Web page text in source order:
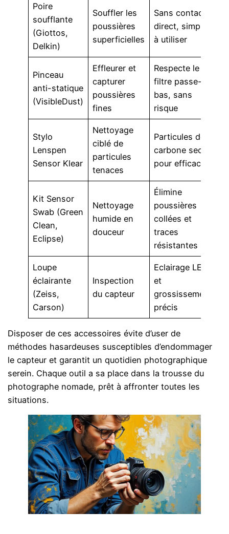
Poire
soufflante
(Giottos,
Delkin)
Souffler les
poussières
superficielles
Sans contact
direct, simple
à utiliser
Pinceau
anti-statique
(VisibleDust)
Effleurer et
capturer
poussières
fines
Respecte le
filtre passe-
bas, sans
risque
Stylo
Lenspen
Sensor Klear
Nettoyage
ciblé de
particules
tenaces
Particules de
carbone sec
pour efficacité
Kit Sensor
Swab (Green
Clean,
Eclipse)
Nettoyage
humide en
douceur
Élimine
poussières
collées et
traces
résistantes
Loupe
éclairante
(Zeiss,
Carson)
Inspection
du capteur
Eclairage LED
et
grossissement
précis
Disposer de ces accessoires évite d’user de
méthodes hasardeuses susceptibles d’endommager
le capteur et garantit un quotidien photographique
serein. Chaque outil a sa place dans la trousse du
photographe nomade, prêt à affronter toutes les
situations.